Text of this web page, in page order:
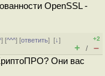
OpenSSL -
] [^^^] [ответить][↓]
+2
+ / –
Они вас